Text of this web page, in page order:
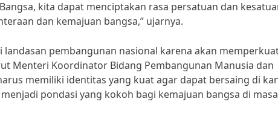
kita dapat menciptakan rasa persatuan dan
dan kemajuan bangsa,” ujarnya.
pembangunan nasional karena akan
Menteri Koordinator Bidang Pembangunan Manusia dan
memiliki identitas yang kuat agar dapat bersaing di
pondasi yang kokoh bagi kemajuan bangsa di masa